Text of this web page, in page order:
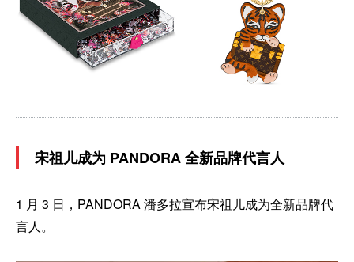
宋祖儿成为 PANDORA 全新品牌代言人
1 月 3 日，PANDORA 潘多拉宣布宋祖儿成为全新品牌代
言人。